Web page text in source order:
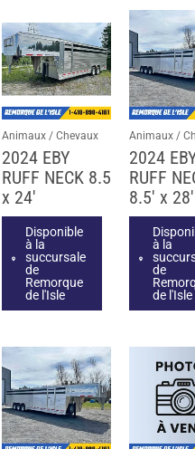
a
l
t
Animaux / Chevaux
2024 EBY
RUFF NECK 8.5
x 24′
Disponible
à la
succursale
de
Remorque
de l'Isle
Animaux /
2024
RUFF
8.5′ x 28′
à la
de
de l'Isle